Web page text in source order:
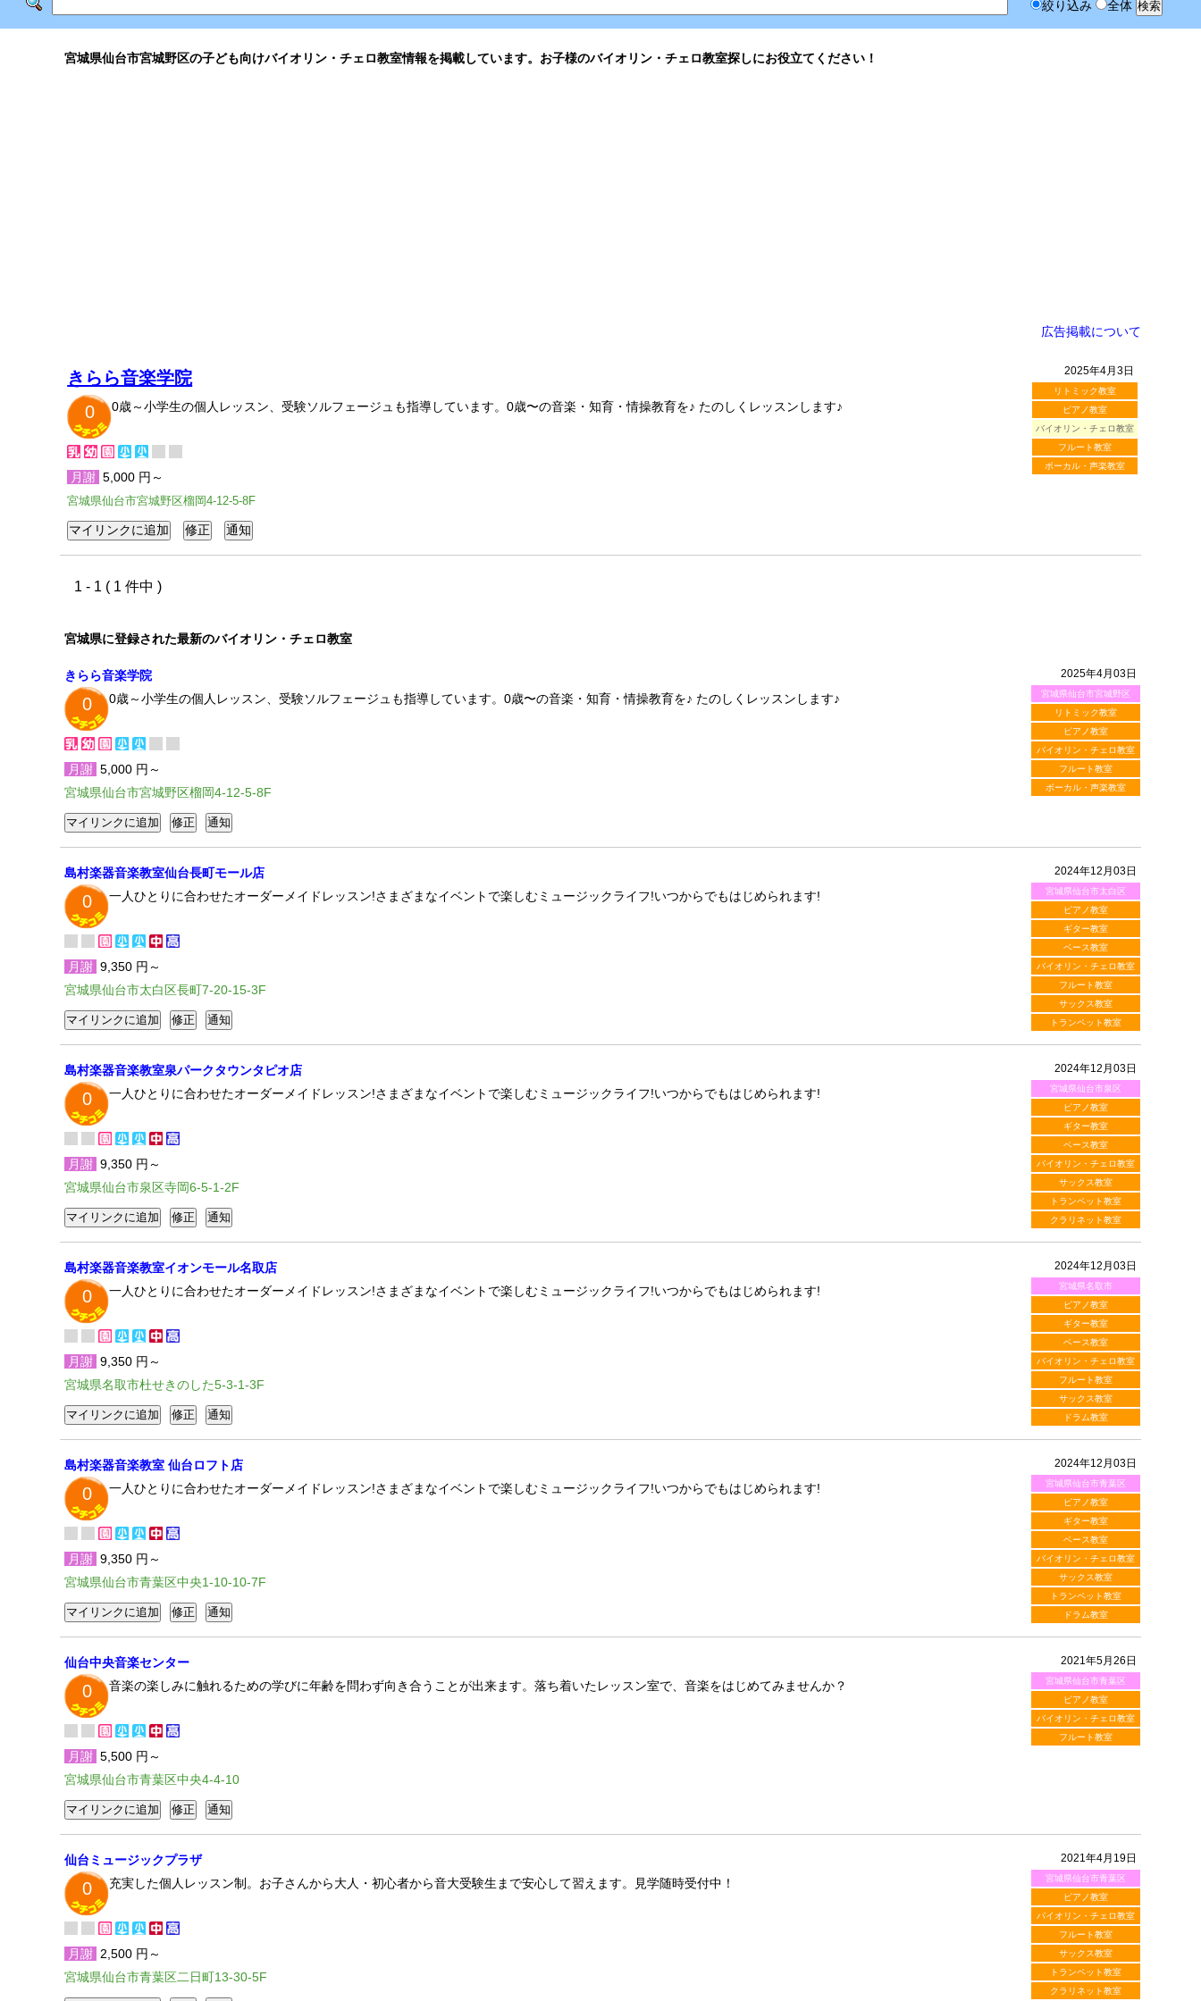
絞り込み 全体
宮城県仙台市宮城野区の子ども向けバイオリン・チェロ教室情報を掲載しています。お子様のバイオリン・チェロ教室探しにお役立てください！
広告掲載について
2025年4月3日
リトミック教室
ピアノ教室
バイオリン・チェロ教室
フルート教室
ボーカル・声楽教室
きらら音楽学院
0
0歳～小学生の個人レッスン、受験ソルフェージュも指導しています。0歳〜の音楽・知育・情操教育を♪ たのしくレッスンします♪
月謝 5,000 円～
宮城県仙台市宮城野区榴岡4-12-5-8F
1 - 1 ( 1 件中 )
宮城県に登録された最新のバイオリン・チェロ教室
2025年4月03日
宮城県仙台市宮城野区
リトミック教室
ピアノ教室
バイオリン・チェロ教室
フルート教室
ボーカル・声楽教室
きらら音楽学院
0 0歳～小学生の個人レッスン、受験ソルフェージュも指導しています。0歳〜の音楽・知育・情操教育を♪ たのしくレッスンします♪
月謝 5,000 円～
宮城県仙台市宮城野区榴岡4-12-5-8F
2024年12月03日
宮城県仙台市太白区
ピアノ教室
ギター教室
ベース教室
バイオリン・チェロ教室
フルート教室
サックス教室
トランペット教室
島村楽器音楽教室仙台長町モール店
0 一人ひとりに合わせたオーダーメイドレッスン!さまざまなイベントで楽しむミュージックライフ!いつからでもはじめられます!
月謝 9,350 円～
宮城県仙台市太白区長町7-20-15-3F
2024年12月03日
宮城県仙台市泉区
ピアノ教室
ギター教室
ベース教室
バイオリン・チェロ教室
サックス教室
トランペット教室
クラリネット教室
島村楽器音楽教室泉パークタウンタピオ店
0 一人ひとりに合わせたオーダーメイドレッスン!さまざまなイベントで楽しむミュージックライフ!いつからでもはじめられます!
月謝 9,350 円～
宮城県仙台市泉区寺岡6-5-1-2F
2024年12月03日
宮城県名取市
ピアノ教室
ギター教室
ベース教室
バイオリン・チェロ教室
フルート教室
サックス教室
ドラム教室
島村楽器音楽教室イオンモール名取店
0 一人ひとりに合わせたオーダーメイドレッスン!さまざまなイベントで楽しむミュージックライフ!いつからでもはじめられます!
月謝 9,350 円～
宮城県名取市杜せきのした5-3-1-3F
2024年12月03日
宮城県仙台市青葉区
ピアノ教室
ギター教室
ベース教室
バイオリン・チェロ教室
サックス教室
トランペット教室
ドラム教室
島村楽器音楽教室 仙台ロフト店
0 一人ひとりに合わせたオーダーメイドレッスン!さまざまなイベントで楽しむミュージックライフ!いつからでもはじめられます!
月謝 9,350 円～
宮城県仙台市青葉区中央1-10-10-7F
2021年5月26日
宮城県仙台市青葉区
ピアノ教室
バイオリン・チェロ教室
フルート教室
仙台中央音楽センター
0 音楽の楽しみに触れるための学びに年齢を問わず向き合うことが出来ます。落ち着いたレッスン室で、音楽をはじめてみませんか？
月謝 5,500 円～
宮城県仙台市青葉区中央4-4-10
2021年4月19日
宮城県仙台市青葉区
ピアノ教室
バイオリン・チェロ教室
フルート教室
サックス教室
トランペット教室
クラリネット教室
仙台ミュージックプラザ
0 充実した個人レッスン制。お子さんから大人・初心者から音大受験生まで安心して習えます。見学随時受付中！
月謝 2,500 円～
宮城県仙台市青葉区二日町13-30-5F